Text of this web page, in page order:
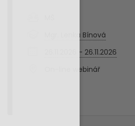
Mgr. Lenka Bínová
26.11.2026 - 26.11.2026
On-line webinář